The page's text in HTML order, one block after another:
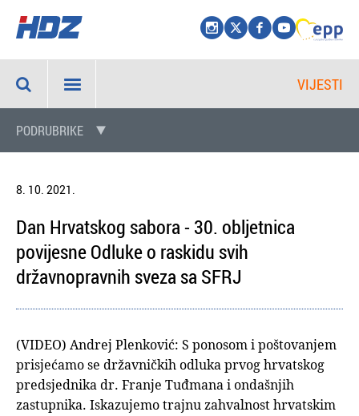
VIJESTI
PODRUBRIKE
8. 10. 2021.
Dan Hrvatskog sabora - 30. obljetnica
povijesne Odluke o raskidu svih
državnopravnih sveza sa SFRJ
(VIDEO) Andrej Plenković: S ponosom i poštovanjem
prisjećamo se državničkih odluka prvog hrvatskog
predsjednika dr. Franje Tuđmana i ondašnjih
zastupnika. Iskazujemo trajnu zahvalnost hrvatskim